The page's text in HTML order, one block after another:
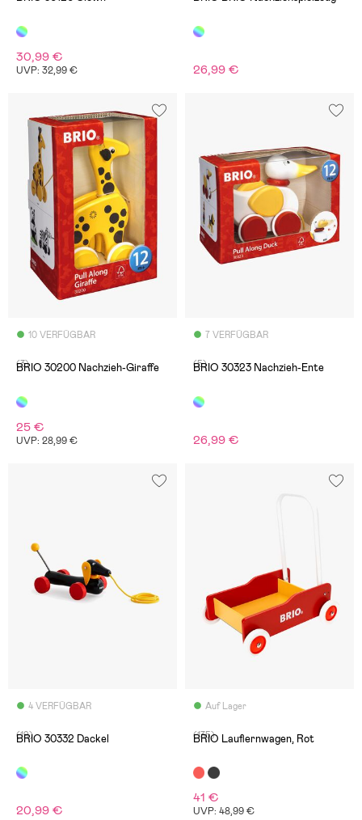
30,99 €
UVP: 32,99 € 26,99 €
10 VERFÜGBAR
(3)
BRIO 30200 Nachzieh-Giraffe
25 €
UVP: 28,99 €
7 VERFÜGBAR
(5)
BRIO 30323 Nachzieh-Ente
26,99 €
4 VERFÜGBAR
(19)
BRIO 30332 Dackel
20,99 €
Auf Lager
(135)
BRIO Lauflernwagen, Rot
41 €
UVP: 48,99 €